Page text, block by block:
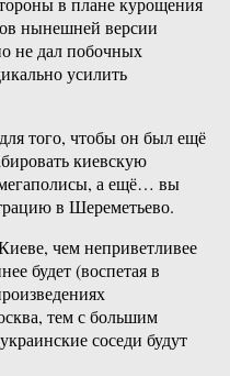
нынешней версии
не дал побочных
усилить
того, чтобы он был ещё
киевскую
а ещё… вы
в Шереметьево.
чем неприветливее
будет (воспетая в
тем с большим
соседи будут